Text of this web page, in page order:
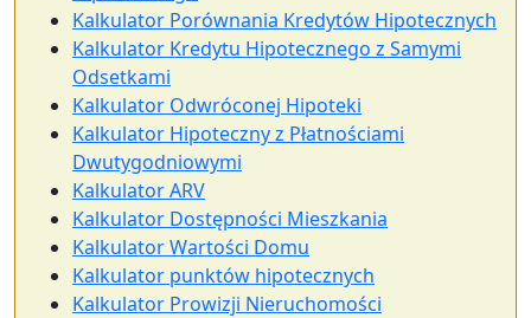
Kalkulator Porównania Kredytów Hipotecznych
Kalkulator Kredytu Hipotecznego z Samymi
Odsetkami
Kalkulator Odwróconej Hipoteki
Kalkulator Hipoteczny z Płatnościami
Dwutygodniowymi
Kalkulator ARV
Kalkulator Dostępności Mieszkania
Kalkulator Wartości Domu
Kalkulator punktów hipotecznych
Kalkulator Prowizji Nieruchomości